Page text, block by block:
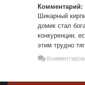
Комментарий:
Шикарный
домик стал
конкуренции,
этим трудно